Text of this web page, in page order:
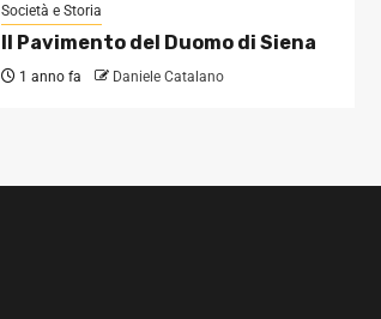
Società e Storia
Il Pavimento del Duomo di Siena
1 anno fa Daniele Catalano